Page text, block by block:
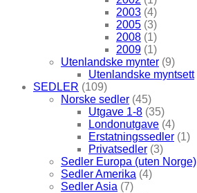
2003 (4)
2005 (3)
2008 (1)
2009 (1)
Utenlandske mynter (9)
Utenlandske myntsett
SEDLER (109)
Norske sedler (45)
Utgave 1-8 (35)
Londonutgave (4)
Erstatningssedler (1)
Privatsedler (3)
Sedler Europa (uten Norge)
Sedler Amerika (4)
Sedler Asia (7)